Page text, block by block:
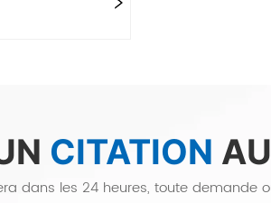
CITATION
dans les 24 heures, toute demande